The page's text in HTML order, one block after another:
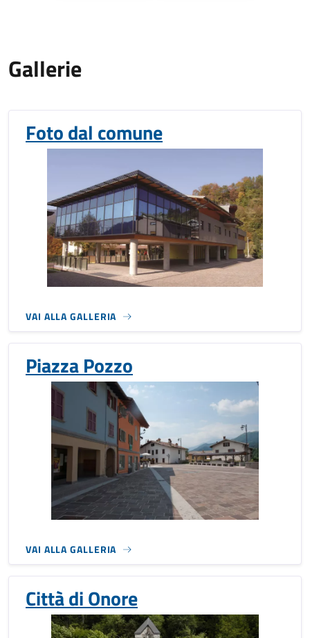
Gallerie
Foto dal comune
VAI ALLA GALLERIA
Piazza Pozzo
VAI ALLA GALLERIA
Città di Onore